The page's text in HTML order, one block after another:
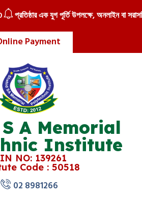
Payment
এক যুগ পূর্তি উপলক্ষে, অনলাইন বা সরাসরি
A Memorial
Institute
NO: 139261
Code : 50518
02 8981266